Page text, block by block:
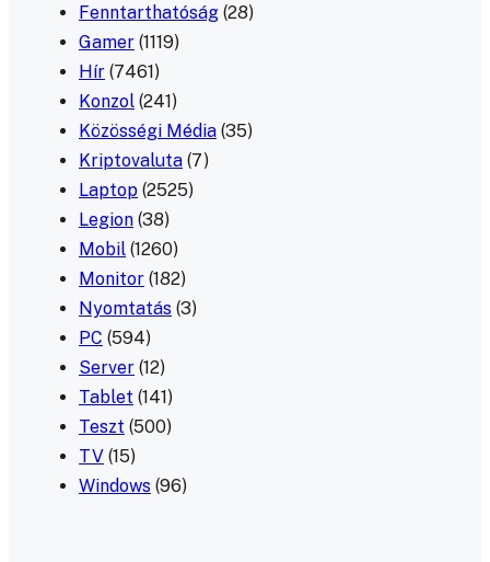
Fenntarthatóság (28)
Gamer (1119)
Hír (7461)
Konzol (241)
Közösségi Média (35)
Kriptovaluta (7)
Laptop (2525)
Legion (38)
Mobil (1260)
Monitor (182)
Nyomtatás (3)
PC (594)
Server (12)
Tablet (141)
Teszt (500)
TV (15)
Windows (96)